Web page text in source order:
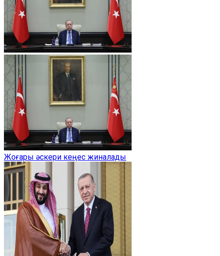
Жоғары әскери кеңес жиналады